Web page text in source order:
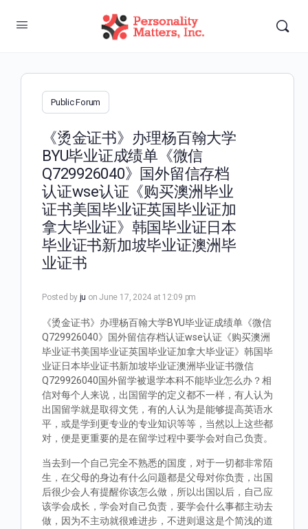
Public Forum
《烫金证书》办理杨百翰大学
BYU毕业证成绩单《微信
Q729926040》国外留信存档
认证wse认证《购买澳洲毕业
证书美国毕业证英国毕业证加
拿大毕业证》韩国毕业证日本
毕业证书新加坡毕业证澳洲毕
业证书
Posted by ju on June 17, 2024 at 12:09 pm
《烫金证书》办理杨百翰大学BYU毕业证成绩单《微信
Q729926040》国外留信存档认证wse认证《购买澳洲
毕业证书美国毕业证英国毕业证加拿大毕业证》韩国毕
业证日本毕业证书新加坡毕业证澳洲毕业证书微信
Q729926040国外留学被退学本科不能毕业怎么办？相
信对每个人来说，出国留学的定义都不一样，有人认为
出国留学就是取得文凭，有的人认为是能够提高英语水
平，或是学到更专业的专业知识等等，当然以上这些都
对，便是更重要的是在留学过程中要学会对自己负责。
当去到一个自己完全不熟悉的国度，对于一切都非常陌
生，在父母的身边有什么问题都是父母对你负责，出国
后很少会人有提醒你该怎么做，所以出国以后，自己应
该学会成长，学会对自己负责，要学会什么事都主动去
做，因为不主动就很难进步，不进则退这是个简浅的道